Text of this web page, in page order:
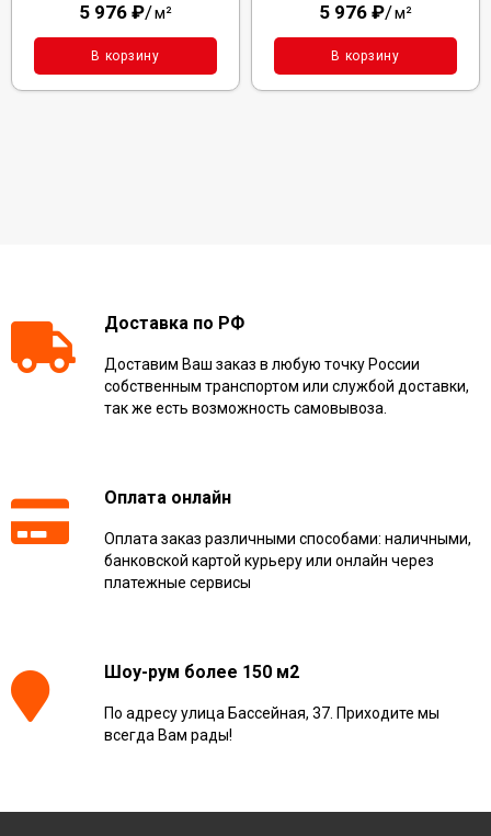
5 976 ₽/м²
В корзину
5 976 ₽/м²
В корзину
Доставка по РФ
Доставим Ваш заказ в любую точку России
собственным транспортом или службой доставки,
так же есть возможность самовывоза.
Оплата онлайн
Оплата заказ различными способами: наличными,
банковской картой курьеру или онлайн через
платежные сервисы
Шоу-рум более 150 м2
По адресу улица Бассейная, 37. Приходите мы
всегда Вам рады!